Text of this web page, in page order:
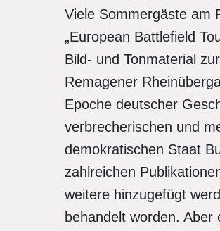
Viele Sommergäste am
„European Battlefield
Bild- und Tonmaterial
Remagener
Epoche deutscher
verbrecherischen und
demokratischen Staat
zahlreichen
weitere hinzugefügt
behandelt worden.